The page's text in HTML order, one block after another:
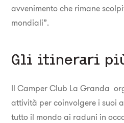
avvenimento che rimane
mondiali”.
Gli itinerari
Il Camper Club La Granda
attività per coinvolgere i suoi
tutto il mondo ai raduni in